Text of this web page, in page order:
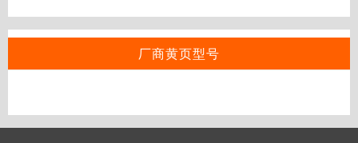
厂商黄页型号